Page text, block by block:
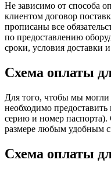
Не зависимо от способа
клиентом договор
прописаны все
по предоставлению
сроки, условия доставки
Схема оплаты
Для того, чтобы мы могли
необходимо
серию и номер паспорта).
размере любым удобным
Схема оплаты